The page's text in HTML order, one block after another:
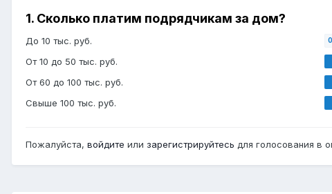
1. Сколько платим подрядчикам за дом?
До 10 тыс. руб.
От 10 до 50 тыс. руб.
От 60 до 100 тыс. руб.
Свыше 100 тыс. руб.
Пожалуйста, войдите или зарегистрируйтесь для голосования в